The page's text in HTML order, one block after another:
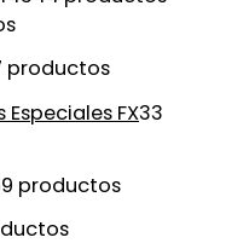
productos
FX33
productos